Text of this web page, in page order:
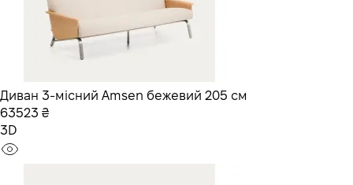
Диван 3-місний Amsen бежевий 205 см
63523 ₴
3D